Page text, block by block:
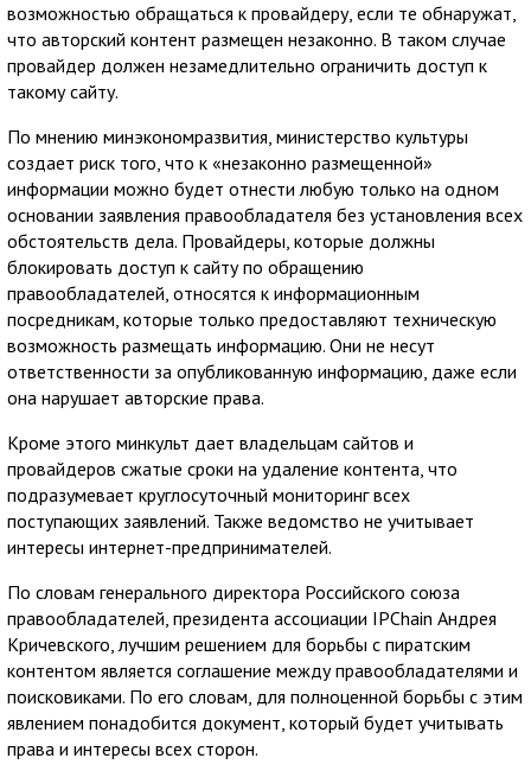
возможностью обращаться к провайдеру, если те обнаружат,
что авторский контент размещен незаконно. В таком случае
провайдер должен незамедлительно ограничить доступ к
такому сайту.
По мнению минэкономразвития, министерство культуры
создает риск того, что к «незаконно размещенной»
информации можно будет отнести любую только на одном
основании заявления правообладателя без установления всех
обстоятельств дела. Провайдеры, которые должны
блокировать доступ к сайту по обращению
правообладателей, относятся к информационным
посредникам, которые только предоставляют техническую
возможность размещать информацию. Они не несут
ответственности за опубликованную информацию, даже если
она нарушает авторские права.
Кроме этого минкульт дает владельцам сайтов и
провайдеров сжатые сроки на удаление контента, что
подразумевает круглосуточный мониторинг всех
поступающих заявлений. Также ведомство не учитывает
интересы интернет-предпринимателей.
По словам генерального директора Российского союза
правообладателей, президента ассоциации IPChain Андрея
Кричевского, лучшим решением для борьбы с пиратским
контентом является соглашение между правообладателями и
поисковиками. По его словам, для полноценной борьбы с этим
явлением понадобится документ, который будет учитывать
права и интересы всех сторон.